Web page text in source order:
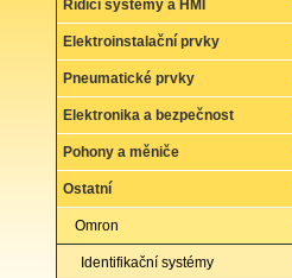
Řídící systémy a HMI
Elektroinstalační prvky
Pneumatické prvky
Elektronika a bezpečnost
Pohony a měniče
Ostatní
Omron
Identifikační systémy